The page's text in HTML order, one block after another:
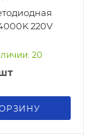
220V
20